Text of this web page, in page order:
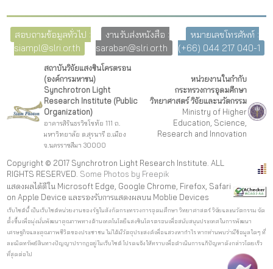
สอบถามข้อมูลทั่วไป :
siampl@slri.or.th
งานรับส่งหนังสือ :
saraban@slri.or.th
หมายเลขโทรศัพท์ :
(+66) 044 217 040-1
สถาบันวิจัยแสงซินโครตรอน
(องค์การมหาชน)
Synchrotron Light
Research Institute (Public
Organization)
อาคารสิรินธรวิชโชทัย 111 ถ.
มหาวิทยาลัย ต.สุรนารี อ.เมือง
จ.นครราชสีมา 30000
หน่วยงานในกำกับ
กระทรวงการอุดมศึกษา
วิทยาศาสตร์ วิจัยและนวัตกรรม
Ministry of Higher
Education, Science,
Research and Innovation
Copyright © 2017 Synchrotron Light Research Institute. ALL
RIGHTS RESERVED. Some Photos by Freepik
แสดงผลได้ดีใน Microsoft Edge, Google Chrome, Firefox, Safari
on Apple Device และรองรับการแสดงผลบน Moblie Devices
เว็บไซต์นี้ เป็นเว็บไซต์หน่วยงานของรัฐในสังกัดกระทรวงการอุดมศึกษา วิทยาศาสตร์ วิจัยและนวัตกรรม จัด
ตั้งขึ้นเพื่อมุ่งมั่นพัฒนาคุณภาพทางด้านเทคโนโลยีแสงซินโครตรอนเพื่อสนับสนุนประเทศในการพัฒนา
เศรษฐกิจและคุณภาพชีวิตของประชาชน ไม่ได้มีวัตถุประสงค์เพื่อแสวงหากำไร หากท่านพบว่ามีข้อมูลใดๆ ที่
ละเมิดทรัพย์สินทางปัญญาปรากฏอยู่ในเว็บไซต์ โปรดแจ้งให้ทราบเพื่อดำเนินการแก้ปัญหาดังกล่าวโดยเร็ว
ที่สุดต่อไป